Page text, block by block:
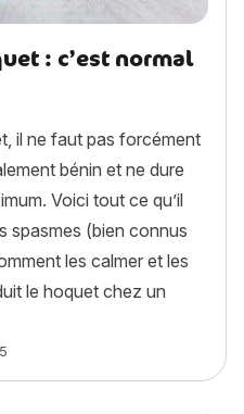
: c’est normal
il ne faut pas forcément
bénin et ne dure
Voici tout ce qu’il
spasmes (bien connus
les calmer et les
le hoquet chez un